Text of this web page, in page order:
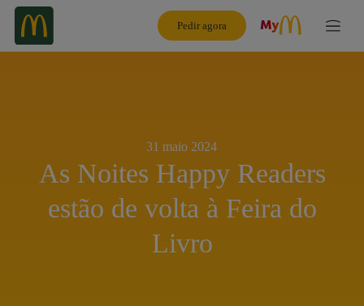
Pedir agora
31 maio 2024
As Noites Happy Readers
estão de volta à Feira do
Livro